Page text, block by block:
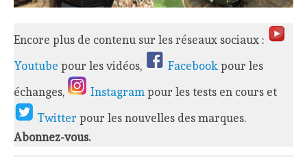
Encore plus de contenu sur les réseaux sociaux :
Youtube pour les vidéos, Facebookpour les
échanges,
Instagrampour les tests en cours et
Twitterpour les nouvelles des marques.
Abonnez-vous.